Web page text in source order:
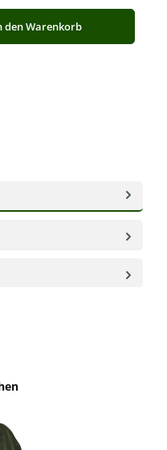
Wert ein oder benutze die
den Warenkorb